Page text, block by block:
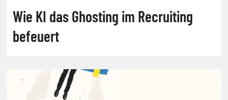
Wie KI das Ghosting im Recruiting
befeuert